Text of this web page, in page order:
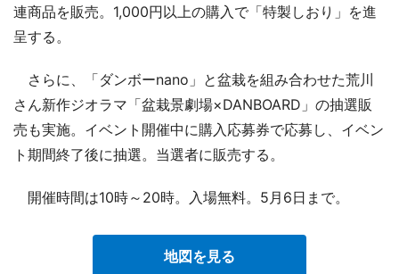
連商品を販売。1,000円以上の購入で「特製しおり」を進
呈する。
さらに、「ダンボーnano」と盆栽を組み合わせた荒川
さん新作ジオラマ「盆栽景劇場×DANBOARD」の抽選販
売も実施。イベント開催中に購入応募券で応募し、イベン
ト期間終了後に抽選。当選者に販売する。
開催時間は10時～20時。入場無料。5月6日まで。
地図を見る